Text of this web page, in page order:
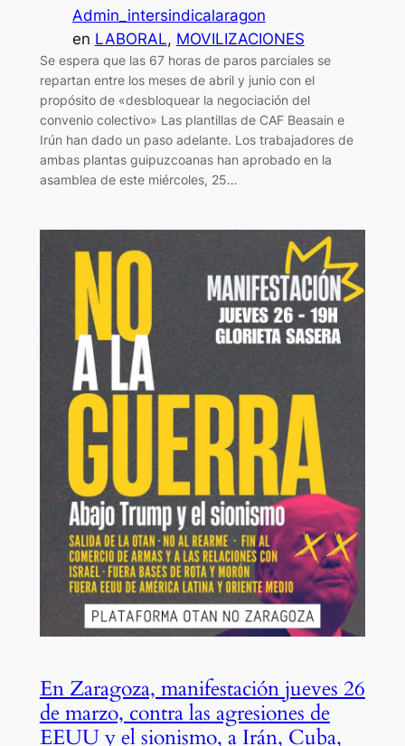
Admin_intersindicalaragon
en LABORAL, MOVILIZACIONES
Se espera que las 67 horas de paros parciales se
repartan entre los meses de abril y junio con el
propósito de «desbloquear la negociación del
convenio colectivo» Las plantillas de CAF Beasain e
Irún han dado un paso adelante. Los trabajadores de
ambas plantas guipuzcoanas han aprobado en la
asamblea de este miércoles, 25…
En Zaragoza, manifestación jueves 26
de marzo, contra las agresiones de
EEUU y el sionismo, a Irán, Cuba,